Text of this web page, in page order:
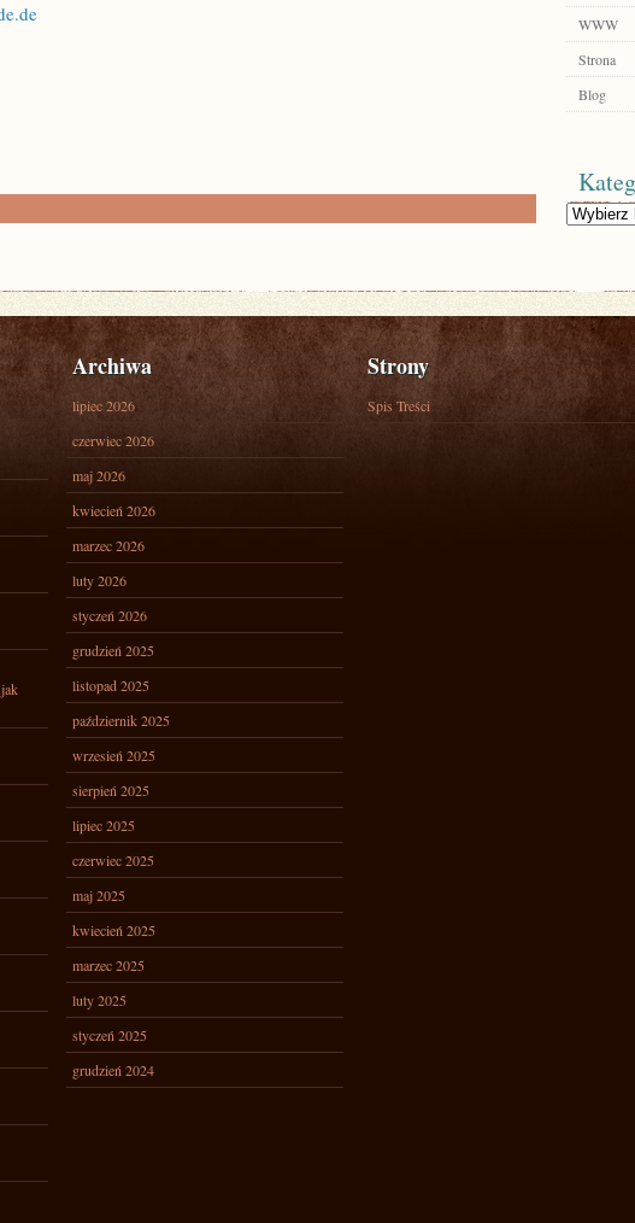
WWW
Strona
Blog
Kategorie
Archiwa
lipiec 2026
czerwiec 2026
maj 2026
kwiecień 2026
marzec 2026
luty 2026
styczeń 2026
grudzień 2025
listopad 2025
październik 2025
wrzesień 2025
sierpień 2025
lipiec 2025
czerwiec 2025
maj 2025
kwiecień 2025
marzec 2025
luty 2025
styczeń 2025
grudzień 2024
Strony
Spis Treści